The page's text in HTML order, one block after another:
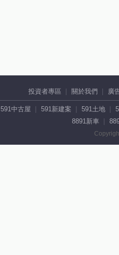
投資者專區 關於我們 廣
591中古屋 591新建案 591土地
8891新車